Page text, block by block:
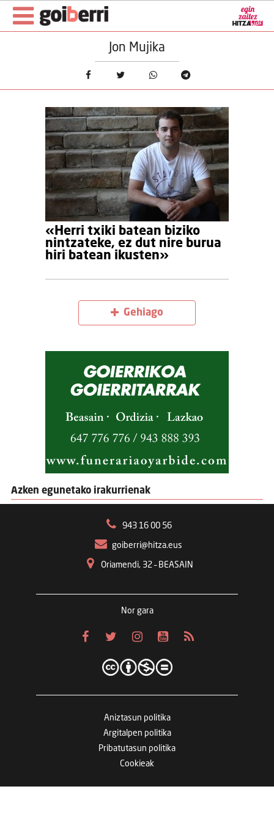
Jon Mujika
«Herri txiki batean biziko
nintzateke, ez dut nire burua
hiri batean ikusten»
Gehiago
Azken egunetako irakurrienak
943 16 00 56
goiberri@hitza.eus
Oriamendi, 32 – BEASAIN
Nor gara
Aniztasun politika
Argitalpen politika
Pribatutasun politika
Cookieak